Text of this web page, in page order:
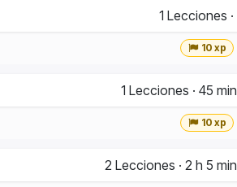
1 Lecciones ·
10 xp
1 Lecciones · 45 min
10 xp
2 Lecciones · 2 h 5 min